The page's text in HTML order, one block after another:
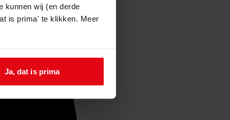
kunnen wij (en derde
is prima' te klikken. Meer
Ja, dat is prima